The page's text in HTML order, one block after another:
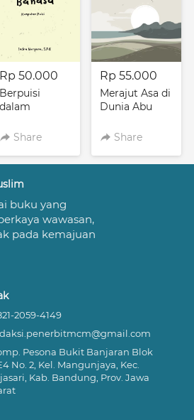
Rp 50.000
Berpuisi
dalam
Bahasa:
Share
Rp 55.000
Merajut Asa di
Dunia Abu
Share
buku yang
wawasan,
pada kemajuan
2059-4149
Pesona Bukit Banjaran Blok
No. 2, Kel. Mangunjaya, Kec.
Kab. Bandung, Prov. Jawa